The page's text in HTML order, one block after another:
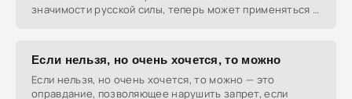
значимости русской силы, теперь может применяться в
Если нельзя, но очень хочется, то можно
Если нельзя, но очень хочется, то можно — это
оправдание, позволяющее нарушить запрет, если